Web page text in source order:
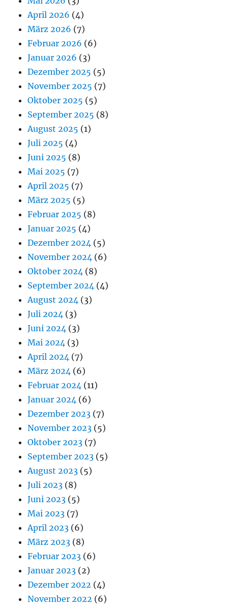
April 2026 (4)
März 2026 (7)
Februar 2026 (6)
Januar 2026 (3)
Dezember 2025 (5)
November 2025 (7)
Oktober 2025 (5)
September 2025 (8)
August 2025 (1)
Juli 2025 (4)
Juni 2025 (8)
Mai 2025 (7)
April 2025 (7)
März 2025 (5)
Februar 2025 (8)
Januar 2025 (4)
Dezember 2024 (5)
November 2024 (6)
Oktober 2024 (8)
September 2024 (4)
August 2024 (3)
Juli 2024 (3)
Juni 2024 (3)
Mai 2024 (3)
April 2024 (7)
März 2024 (6)
Februar 2024 (11)
Januar 2024 (6)
Dezember 2023 (7)
November 2023 (5)
Oktober 2023 (7)
September 2023 (5)
August 2023 (5)
Juli 2023 (8)
Juni 2023 (5)
Mai 2023 (7)
April 2023 (6)
März 2023 (8)
Februar 2023 (6)
Januar 2023 (2)
Dezember 2022 (4)
November 2022 (6)